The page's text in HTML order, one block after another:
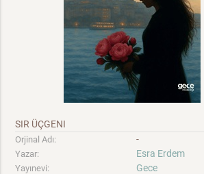
SIR ÜÇGENI
Orjinal Adı: -
Yazar: Esra Erdem
Yayınevi: Gece